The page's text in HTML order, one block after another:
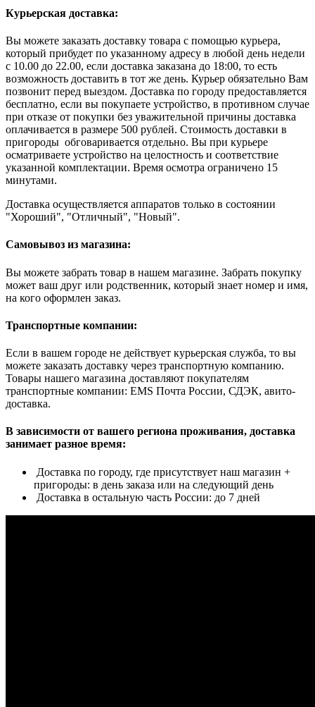
Курьерская доставка:
Вы можете заказать доставку товара с помощью курьера,
который прибудет по указанному адресу в любой день недели
с 10.00 до 22.00, если доставка заказана до 18:00, то есть
возможность доставить в тот же день. Курьер обязательно Вам
позвонит перед выездом. Доставка по городу предоставляется
бесплатно, если вы покупаете устройство, в противном случае
при отказе от покупки без уважительной причины доставка
оплачивается в размере 500 рублей. Стоимость доставки в
пригороды обговаривается отдельно. Вы при курьере
осматриваете устройство на целостность и соответствие
указанной комплектации. Время осмотра ограничено 15
минутами.
Доставка осуществляется аппаратов только в состоянии
"Хороший", "Отличный", "Новый".
Самовывоз из магазина:
Вы можете забрать товар в нашем магазине. Забрать покупку
может ваш друг или родственник, который знает номер и имя,
на кого оформлен заказ.
Транспортные компании:
Если в вашем городе не действует курьерская служба, то вы
можете заказать доставку через транспортную компанию.
Товары нашего магазина доставляют покупателям
транспортные компании: EMS Почта России, СДЭК, авито-
доставка.
В зависимости от вашего региона проживания, доставка
занимает разное время:
Доставка по городу, где присутствует наш магазин +
пригороды: в день заказа или на следующий день
Доставка в остальную часть России: до 7 дней